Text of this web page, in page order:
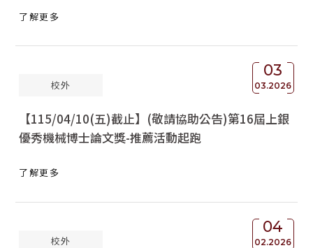
115/03/30止】
了解更多
03
03.2026
校外
【115/04/10(五)截止】(敬請協助公告)第16屆上銀
優秀機械博士論文獎-推薦活動起跑
了解更多
04
02.2026
校外